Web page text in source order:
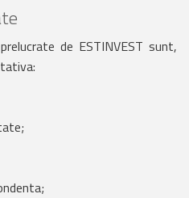
de ESTINVEST sunt,